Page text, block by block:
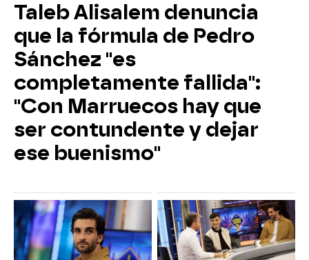
Taleb Alisalem denuncia
que la fórmula de Pedro
Sánchez "es
completamente fallida":
"Con Marruecos hay que
ser contundente y dejar
ese buenismo"